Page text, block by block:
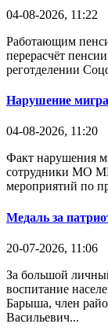
04-08-2026, 11:22
Работающим
перерасчёт
реготделении
Нарушение
04-08-2026, 11:20
Факт нарушения
сотрудники МО
мероприятий по
Медаль за
20-07-2026, 11:06
За большой
воспитание
Барыша, член
Васильевич...